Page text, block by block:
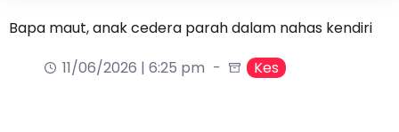
Bapa maut, anak cedera parah dalam nahas kendiri
11/06/2026 | 6:25 pm
Kes